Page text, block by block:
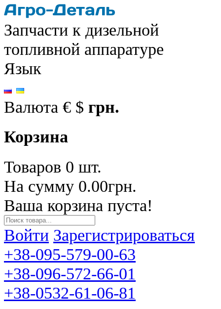
Запчасти к дизельной
топливной аппаратуре
Язык
Валюта € $ грн.
Корзина
Товаров 0 шт.
На сумму 0.00грн.
Ваша корзина пуста!
Войти Зарегистрироваться
+38-095-579-00-63
+38-096-572-66-01
+38-0532-61-06-81